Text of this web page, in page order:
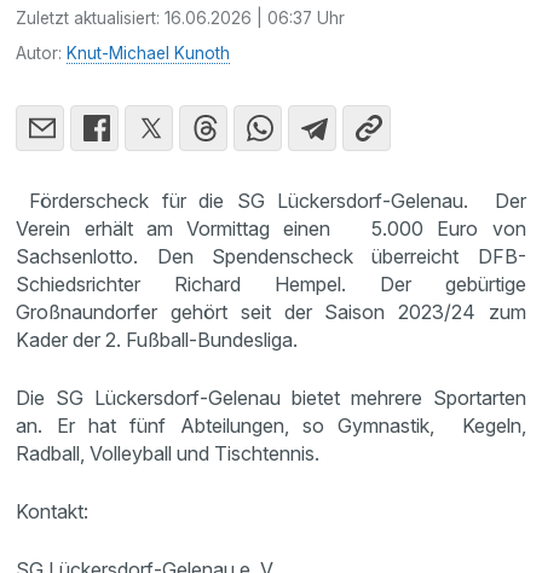
Zuletzt aktualisiert:16.06.2026 | 06:37 Uhr
Autor: Knut-Michael Kunoth
Förderscheck für die SG Lückersdorf-Gelenau. Der
Verein erhält am Vormittag einen 5.000 Euro von
Sachsenlotto. Den Spendenscheck überreicht DFB-
Schiedsrichter Richard Hempel. Der gebürtige
Großnaundorfer gehört seit der Saison 2023/24 zum
Kader der 2. Fußball-Bundesliga.
Die SG Lückersdorf-Gelenau bietet mehrere Sportarten
an. Er hat fünf Abteilungen, so Gymnastik, Kegeln,
Radball, Volleyball und Tischtennis.
Kontakt: